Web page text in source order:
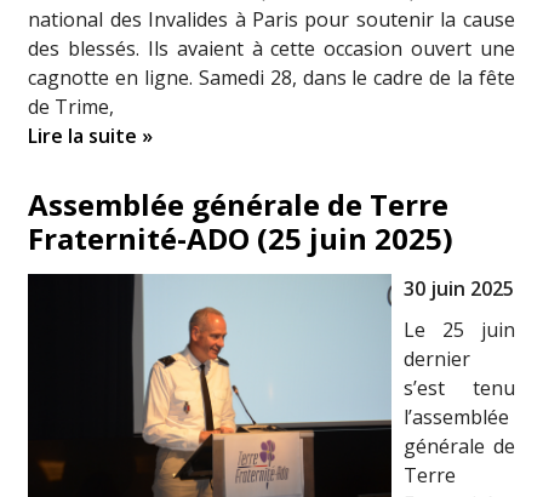
national des Invalides à Paris pour soutenir la cause
des blessés. Ils avaient à cette occasion ouvert une
cagnotte en ligne. Samedi 28, dans le cadre de la fête
de Trime,
Lire la suite »
Assemblée générale de Terre
Fraternité-ADO (25 juin 2025)
30 juin 2025
Le 25 juin
dernier
s’est tenu
l’assemblée
générale de
Terre